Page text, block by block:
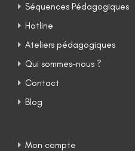
Séquences Pédagogiques
Hotline
Ateliers pédagogiques
Qui sommes-nous ?
Contact
Blog
Mon compte